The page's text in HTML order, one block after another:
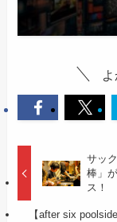
サッ
棒」
ス！
【after six